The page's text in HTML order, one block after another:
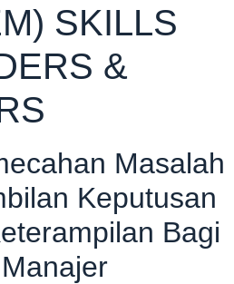
SKILLS
&
Masalah
Keputusan
Bagi